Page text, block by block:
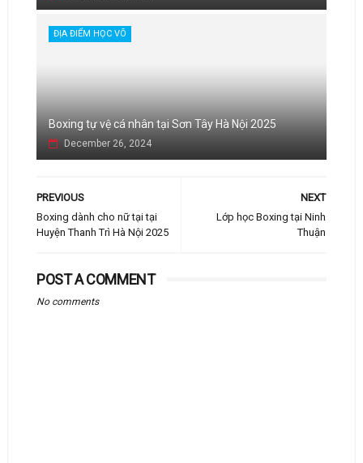
ĐỊA ĐIỂM HỌC VÕ
Boxing tự vệ cá nhân tại Sơn Tây Hà Nội 2025
December 26, 2024
NEXT
Lớp học Boxing tại Ninh
Thuận
PREVIOUS
Boxing dành cho nữ tại tại
Huyện Thanh Trì Hà Nội 2025
POST A COMMENT
No comments